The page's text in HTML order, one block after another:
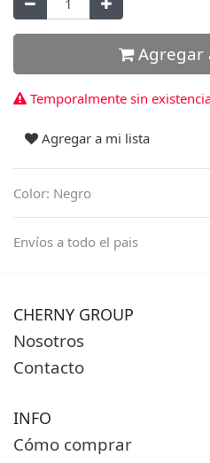
Agregar
Temporalmente sin
Agregar a mi lista
Color: Negro
Envíos a todo el pais
CHERNY GROUP
Nosotros
Contacto
INFO
Cómo comprar